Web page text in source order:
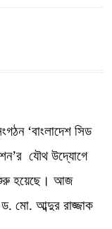
‘বাংলাদেশ সিড
যৌথ উদ্যোগে
শুরু হয়েছে। আজ
ড. মো. আব্দুর রাজ্জাক